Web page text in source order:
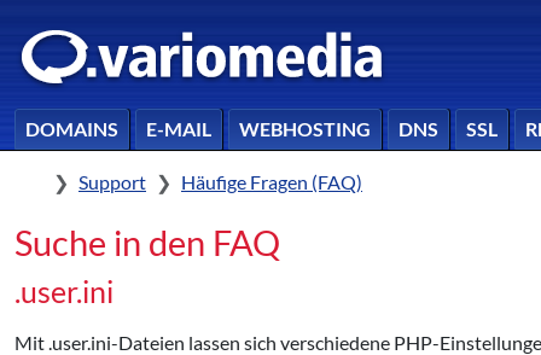
DOMAINS E-MAIL WEBHOSTING DNS SSL
HomeSupport Häufige Fragen (FAQ)
Suche in den FAQ
.user.ini
Mit .user.ini-Dateien lassen sich verschiedene PHP-